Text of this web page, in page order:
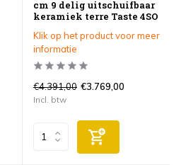
cm 9 delig uitschuifbaar
keramiek terre Taste 4SO
Klik op het product voor meer
informatie
€4.391,00 €3.769,00
Incl. btw